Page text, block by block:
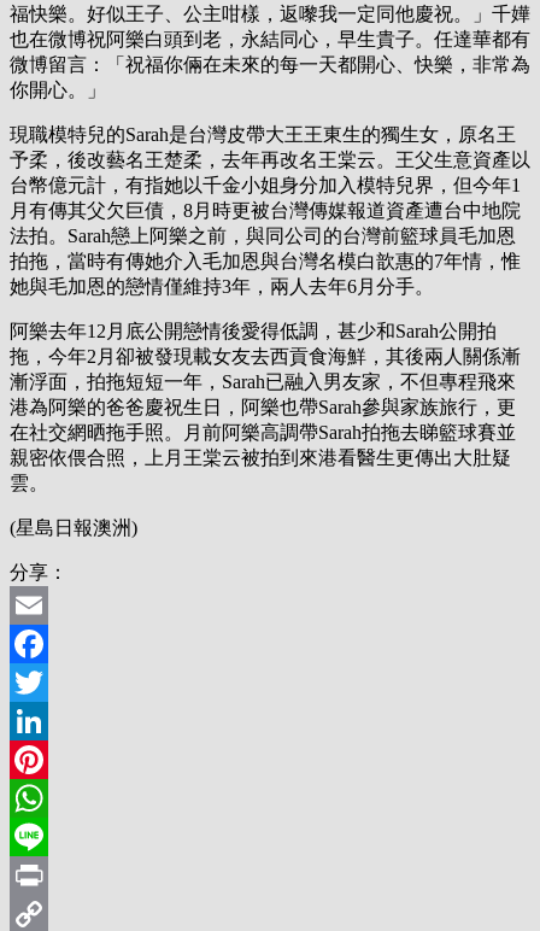
福快樂。好似王子、公主咁樣，返嚟我一定同他慶祝。」千嬅
也在微博祝阿樂白頭到老，永結同心，早生貴子。任達華都有
微博留言：「祝福你倆在未來的每一天都開心、快樂，非常為
你開心。」
現職模特兒的Sarah是台灣皮帶大王王東生的獨生女，原名王
予柔，後改藝名王楚柔，去年再改名王棠云。王父生意資產以
台幣億元計，有指她以千金小姐身分加入模特兒界，但今年1
月有傳其父欠巨債，8月時更被台灣傳媒報道資產遭台中地院
法拍。Sarah戀上阿樂之前，與同公司的台灣前籃球員毛加恩
拍拖，當時有傳她介入毛加恩與台灣名模白歆惠的7年情，惟
她與毛加恩的戀情僅維持3年，兩人去年6月分手。
阿樂去年12月底公開戀情後愛得低調，甚少和Sarah公開拍
拖，今年2月卻被發現載女友去西貢食海鮮，其後兩人關係漸
漸浮面，拍拖短短一年，Sarah已融入男友家，不但專程飛來
港為阿樂的爸爸慶祝生日，阿樂也帶Sarah參與家族旅行，更
在社交網晒拖手照。月前阿樂高調帶Sarah拍拖去睇籃球賽並
親密依偎合照，上月王棠云被拍到來港看醫生更傳出大肚疑
雲。
(星島日報澳洲)
分享：
Email
Facebook
Twitter
LinkedIn
Pinterest
WhatsApp
Line
Print